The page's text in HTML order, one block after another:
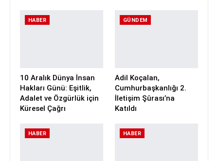
HABER
10 Aralık Dünya İnsan
Hakları Günü: Eşitlik,
Adalet ve Özgürlük için
Küresel Çağrı
GÜNDEM
Adil Koçalan,
Cumhurbaşkanlığı 2.
İletişim Şûrası’na
Katıldı
HABER HABER